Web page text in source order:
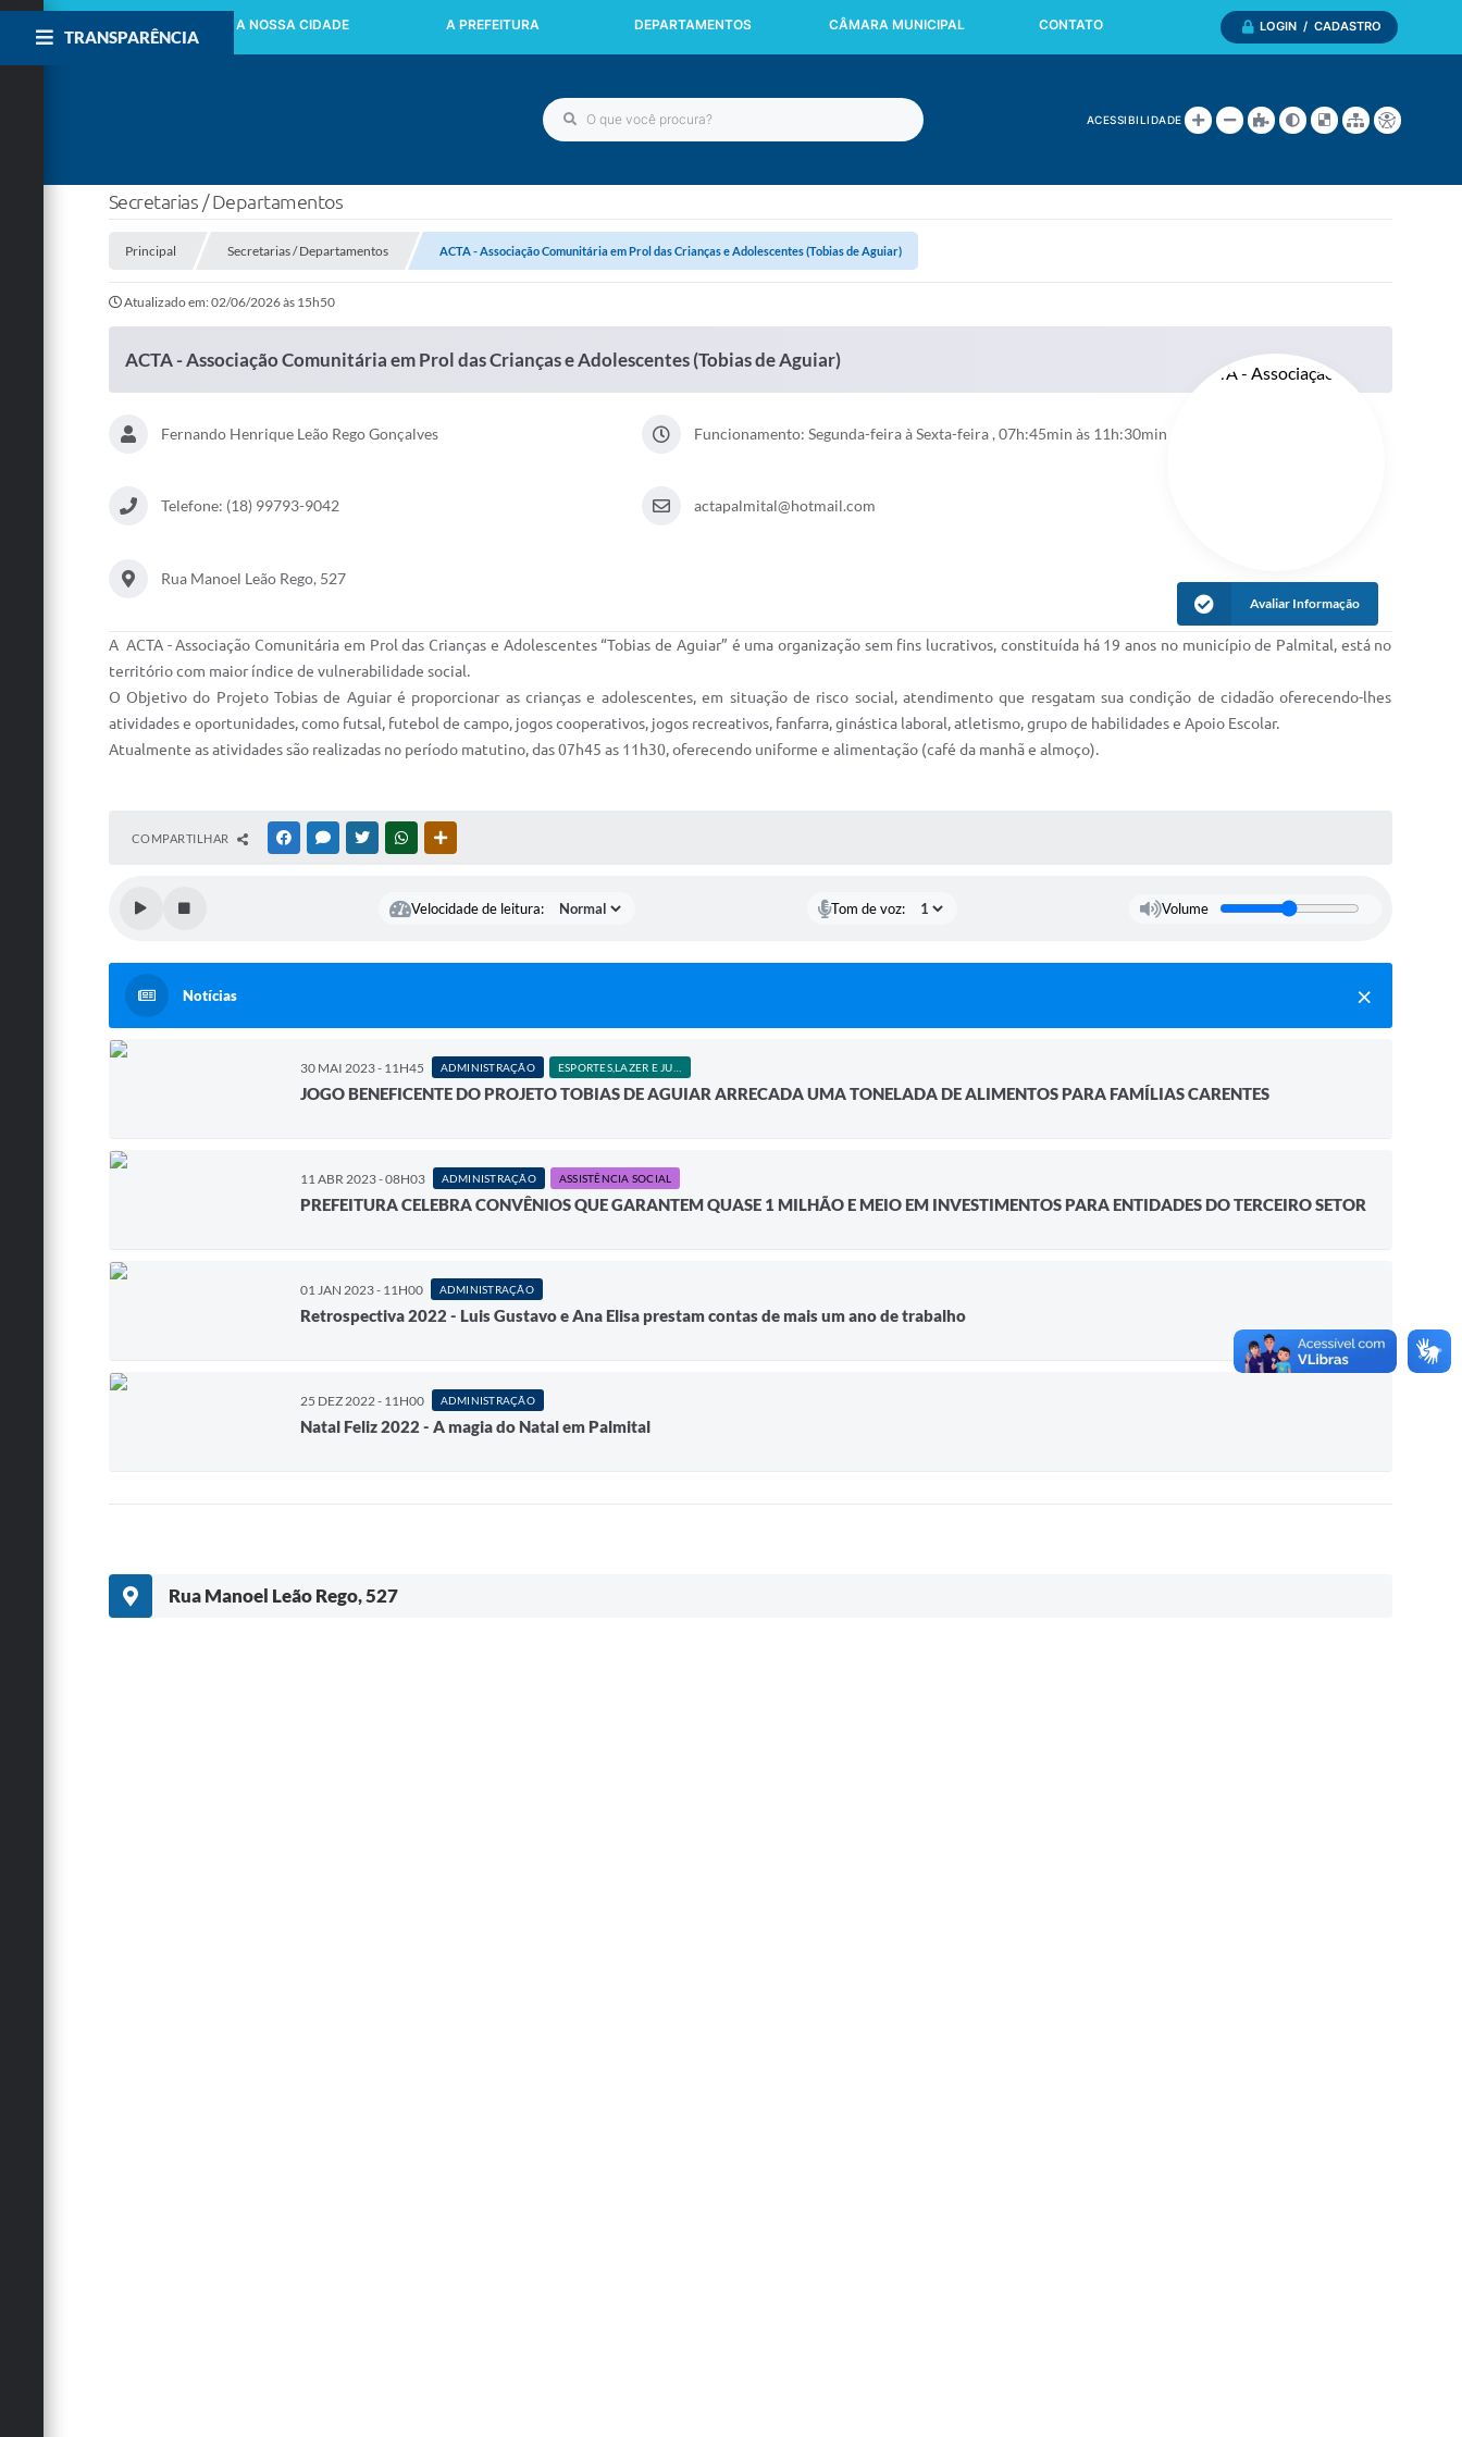
LOGIN / CADASTRO
ACESSIBILIDADE
INICIO A NOSSA CIDADE A PREFEITURA DEPARTAMENTOS CÂMARA MUNICIPAL CONTATO
TRANSPARÊNCIA
Secretarias / Departamentos
Principal Secretarias / Departamentos ACTA - Associação Comunitária em Prol das Crianças e Adolescentes (Tobias de Aguiar)
Atualizado em: 02/06/2026 às 15h50
ACTA - Associação Comunitária em Prol das Crianças e Adolescentes (Tobias de Aguiar)
Fernando Henrique Leão Rego Gonçalves Funcionamento: Segunda-feira à Sexta-feira , 07h:45min às 11h:30min
Telefone: (18) 99793-9042 actapalmital@hotmail.com
Rua Manoel Leão Rego, 527
Avaliar Informação
A ACTA - Associação Comunitária em Prol das Crianças e Adolescentes “Tobias de Aguiar” é uma organização sem fins lucrativos, constituída há 19 anos no município de Palmital, está no
território com maior índice de vulnerabilidade social.
O Objetivo do Projeto Tobias de Aguiar é proporcionar as crianças e adolescentes, em situação de risco social, atendimento que resgatam sua condição de cidadão oferecendo-lhes
atividades e oportunidades, como futsal, futebol de campo, jogos cooperativos, jogos recreativos, fanfarra, ginástica laboral, atletismo, grupo de habilidades e Apoio Escolar.
Atualmente as atividades são realizadas no período matutino, das 07h45 as 11h30, oferecendo uniforme e alimentação (café da manhã e almoço).
COMPARTILHAR FACEBOOKMESSENGER
TWITTERWHATSAPP
Velocidade de leitura: Tom de voz: Volume
Notícias
30 MAI 2023 - 11H45 ADMINISTRAÇÃO
JOGO BENEFICENTE DO PROJETO TOBIAS DE AGUIAR ARRECADA UMA TONELADA DE ALIMENTOS PARA FAMÍLIAS CARENTES
11 ABR 2023 - 08H03 ADMINISTRAÇÃO ASSISTÊNCIA SOCIAL
PREFEITURA CELEBRA CONVÊNIOS QUE GARANTEM QUASE 1 MILHÃO E MEIO EM INVESTIMENTOS PARA ENTIDADES DO TERCEIRO SETOR
01 JAN 2023 - 11H00 ADMINISTRAÇÃO
Retrospectiva 2022 - Luis Gustavo e Ana Elisa prestam contas de mais um ano de trabalho
25 DEZ 2022 - 11H00 ADMINISTRAÇÃO
Natal Feliz 2022 - A magia do Natal em Palmital
Rua Manoel Leão Rego, 527